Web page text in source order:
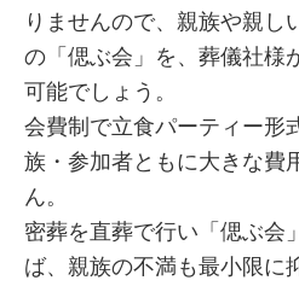
りませんので、親族や親し
の「偲ぶ会」を、葬儀社様
可能でしょう。
会費制で立食パーティー形
族・参加者ともに大きな費
ん。
密葬を直葬で行い「偲ぶ会
ば、親族の不満も最小限に